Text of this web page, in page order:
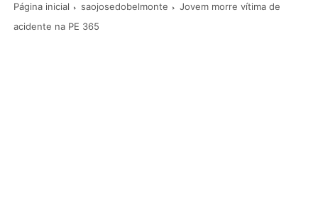
Página inicial saojosedobelmonte
Jovem morre vítima de
acidente na PE 365